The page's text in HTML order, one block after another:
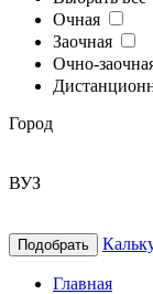
Очная
Заочная
Очно-
Город
ВУЗ
Подобрать
Главная